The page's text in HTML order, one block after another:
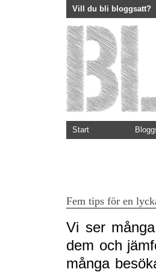
Vill du bli bloggsatt?
Start
Fem tips för en
Vi ser
dem och
många